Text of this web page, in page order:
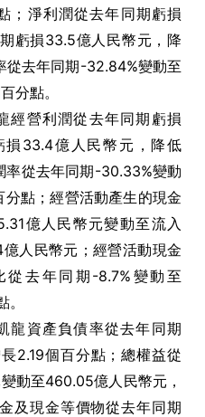
；淨利潤從去年同期虧損
虧損33.5億人民幣元，降
從去年同期-32.84%變動至
分點。
經營利潤從去年同期虧損
損33.4億人民幣元，降低
率從去年同期-30.33%變動
點；經營活動產生的現金
億人民幣元變動至流入
人民幣元；經營活動現金
去年同期-8.7%變動至
龍資產負債率從去年同期
2.19個百分點；總權益從
動至460.05億人民幣元，
及現金等價物從去年同期